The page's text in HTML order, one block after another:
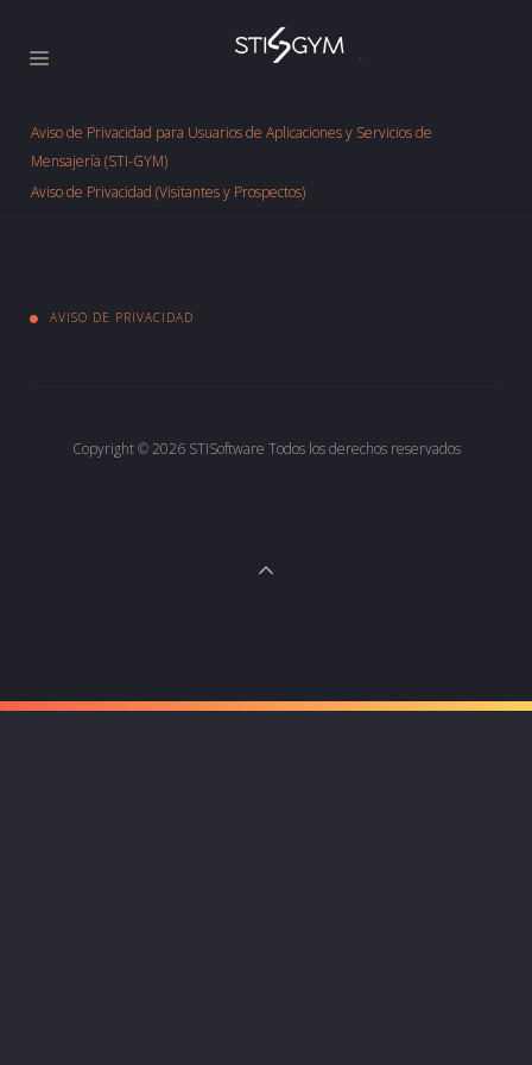
Aviso de Privacidad para Usuarios de Aplicaciones y Servicios de
Mensajería (STI-GYM)
Aviso de Privacidad (Visitantes y Prospectos)
AVISO DE PRIVACIDAD
Copyright © 2026 STISoftware Todos los derechos reservados